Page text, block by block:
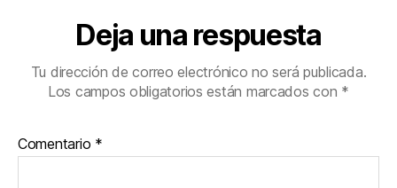
Deja una respuesta
Tu dirección de correo electrónico no será publicada.
Los campos obligatorios están marcados con *
Comentario *